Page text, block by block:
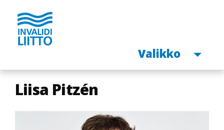
Hyppää
pääsisältöön
Avaa
Valikko
Liisa Pitzén